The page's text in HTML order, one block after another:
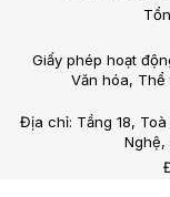
Giấy phép hoạt
Văn hóa, Thể
Địa chỉ: Tầng 18,
Nghệ,